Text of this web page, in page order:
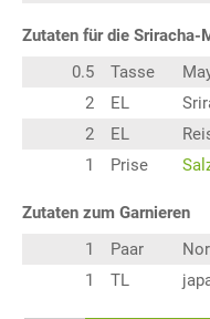
Zutaten für die Sriracha-
0.5
Tasse
2
EL
2
EL
1
Prise
Zutaten zum Garnieren
1
Paar
1
TL